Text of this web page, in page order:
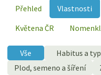
Přehled Vlastnosti
Květena ČR
Vše Habitus a
Plod, semeno a šíření